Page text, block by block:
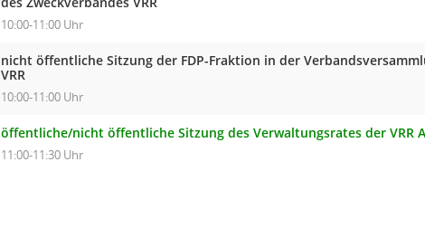
10:00-11:00 Uhr
nicht öffentliche Sitzung der FDP-Fraktion in der
VRR
10:00-11:00 Uhr
öffentliche/nicht öffentliche Sitzung des Verwaltungsrates der VRR
11:00-11:30 Uhr